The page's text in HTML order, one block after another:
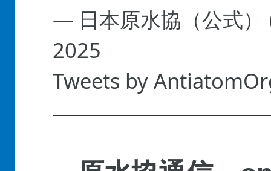
— 日本原水協（公式
2025
Tweets by